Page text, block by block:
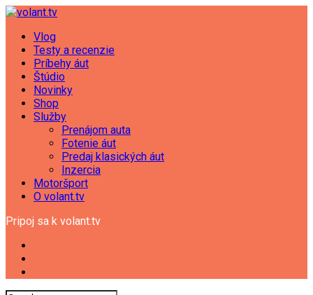
Vlog
Testy a recenzie
Príbehy áut
Štúdio
Novinky
Shop
Služby
Prenájom auta
Fotenie áut
Predaj klasických áut
Inzercia
Motoršport
O volant.tv
Pripoj sa k volant.tv